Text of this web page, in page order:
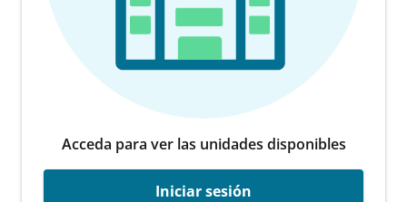
Acceda para ver las unidades disponibles
Iniciar sesión